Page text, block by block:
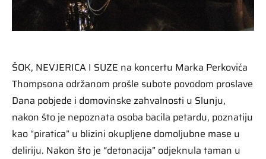
ŠOK, NEVJERICA I SUZE na koncertu Marka Perkovića
Thompsona održanom prošle subote povodom proslave
Dana pobjede i domovinske zahvalnosti u Slunju,
nakon što je nepoznata osoba bacila petardu, poznatiju
kao “piratica” u blizini okupljene domoljubne mase u
deliriju. Nakon što je “detonacija” odjeknula taman u